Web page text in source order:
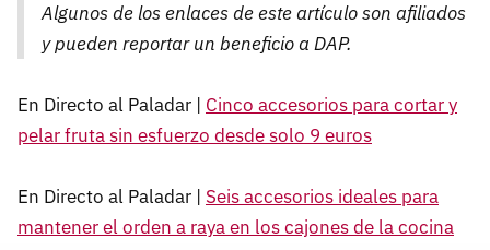
Algunos de los enlaces de este artículo son afiliados
y pueden reportar un beneficio a DAP.
En Directo al Paladar | Cinco accesorios para cortar y
pelar fruta sin esfuerzo desde solo 9 euros
En Directo al Paladar | Seis accesorios ideales para
mantener el orden a raya en los cajones de la cocina